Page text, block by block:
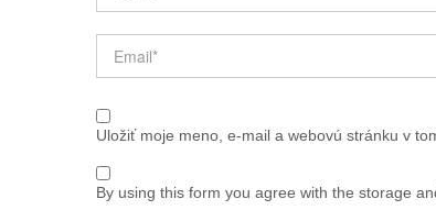
Uložiť moje meno, e-mail a webovú stránku v
By using this form you agree with the storage